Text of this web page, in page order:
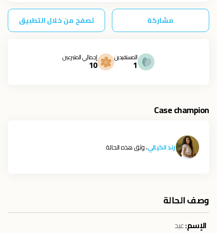
مشاركة تصفح من خلال التطبيق
المستفيدين
1
إجمالي المتبرعين
10
Case champion
رند الكيالي، وثق هذه الحالة
وصف الحالة
الإسم:عبد